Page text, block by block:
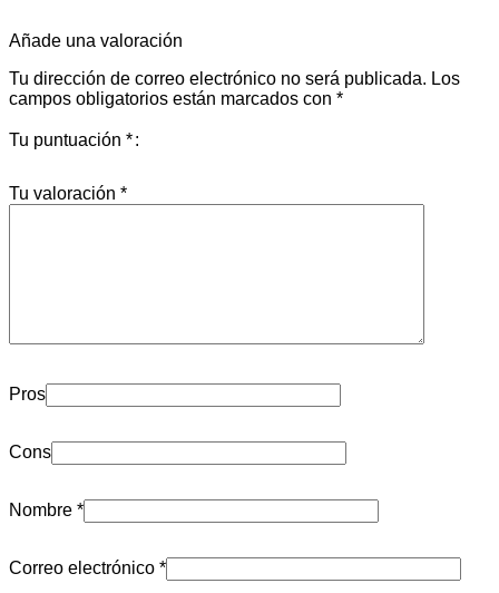
Añade una valoración
Tu dirección de correo electrónico no será publicada. Los
campos obligatorios están marcados con *
Tu puntuación *
Tu valoración *
Pros
Cons
Nombre *
Correo electrónico *